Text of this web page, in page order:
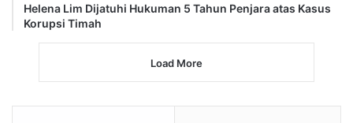
Helena Lim Dijatuhi Hukuman 5 Tahun Penjara atas Kasus
Korupsi Timah
Load More